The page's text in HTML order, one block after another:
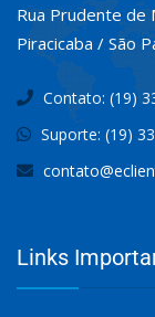
Rua Prudente de
Piracicaba / São
Contato: (19)
Suporte: (19)
Links